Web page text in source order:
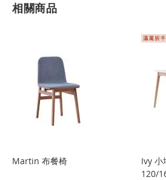
相關商品
Martin 布餐椅
Ivy 小
120/